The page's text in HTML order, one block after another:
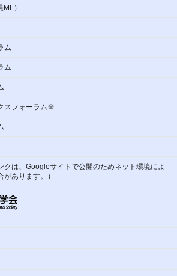
）
ム
ム
スフォーラム※
クは、Googleサイトで公開のためネット環境によ
あります。）